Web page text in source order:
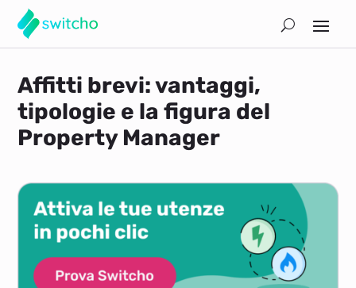
Affitti brevi: vantaggi,
tipologie e la figura del
Property Manager